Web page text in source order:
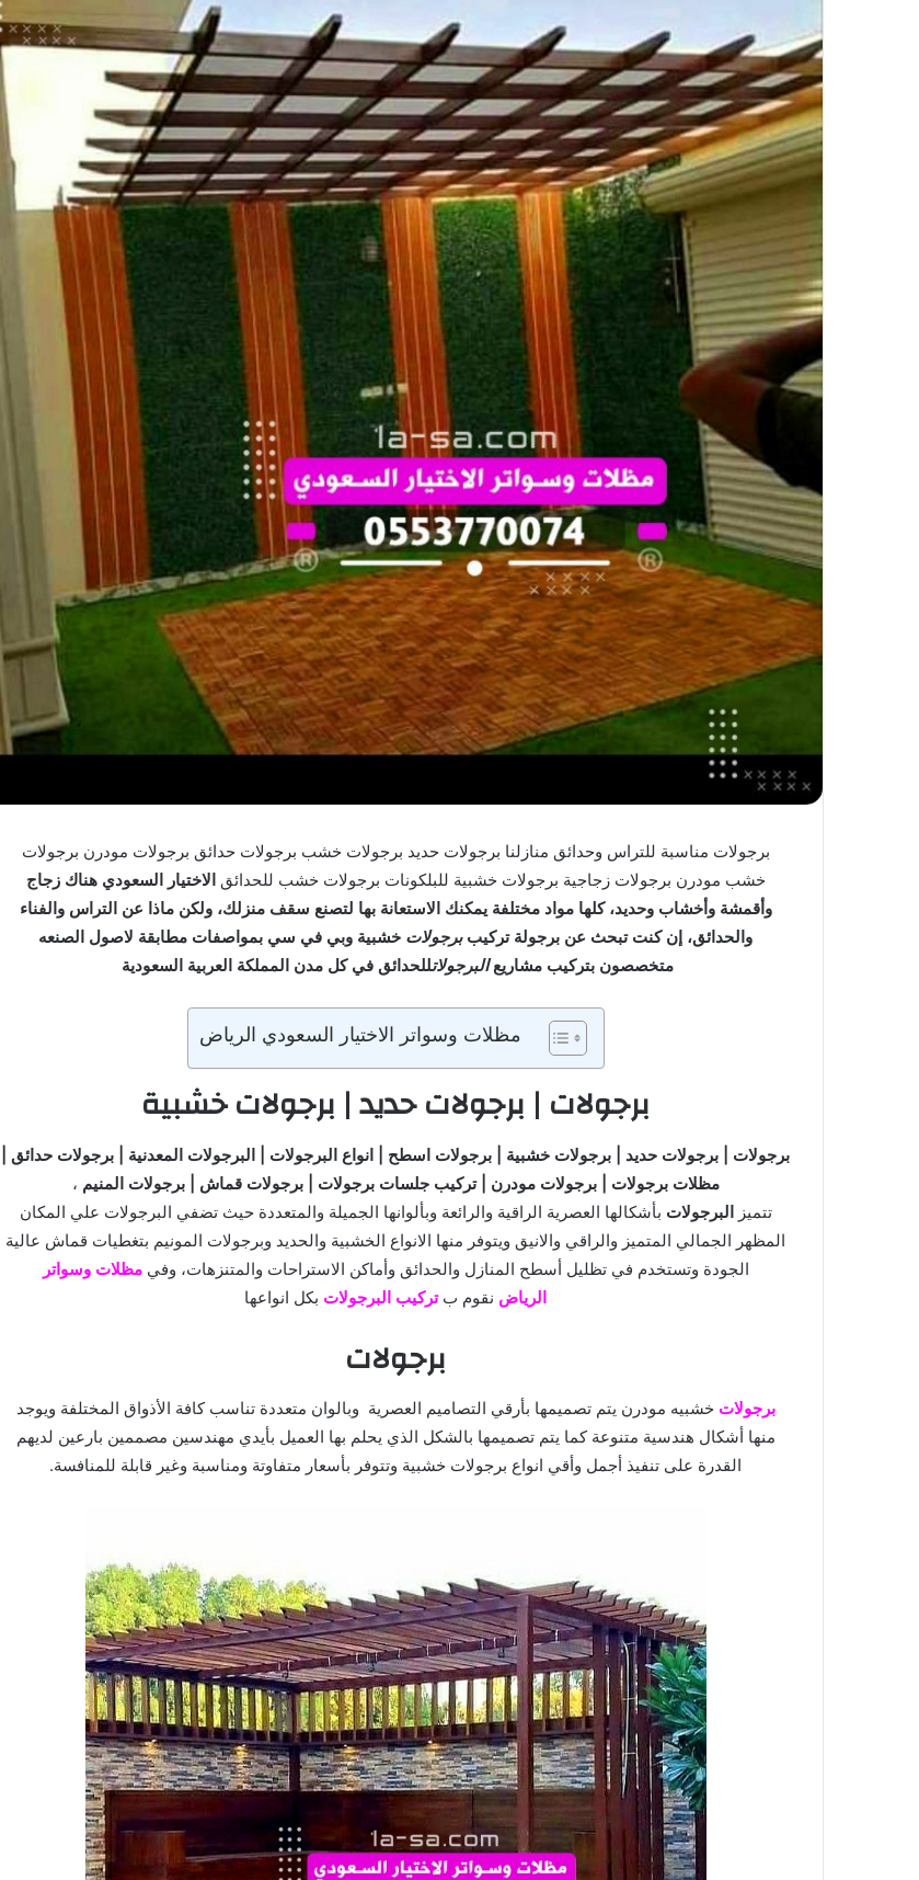
برجولات مناسبة للتراس وحدائق منازلنا برجولات حديد برجولات خشب برجولات حدائق برجولات مودرن برجولات
خشب مودرن برجولات زجاجية برجولات خشبية للبلكونات برجولات خشب للحدائق الاختيار السعوديهناك زجاج
وأقمشة وأخشاب وحديد، كلها مواد مختلفة يمكنك الاستعانة بها لتصنع سقف منزلك، ولكن ماذا عن التراس والفناء
والحدائق، إن كنت تبحث عن برجولةتركيببرجولات خشبية وبي في سي بمواصفات مطابقة لاصول الصنعه
متخصصون بتركيب مشاريعالبرجولاتللحدائق في كل مدن المملكة العربية السعودية
مظلات وسواتر الاختيار السعودي الرياض
برجولات | برجولات حديد | برجولات خشبية
برجولات | برجولات حديد | برجولات خشبية | برجولات اسطح | انواع البرجولات | البرجولات المعدنية | برجولات حدائق |
مظلات برجولات | برجولات مودرن | تركيب جلسات برجولات | برجولات قماش | برجولات المنيم ،
تتميزالبرجولات بأشكالها العصرية الراقية والرائعة وبألوانها الجميلة والمتعددة حيث تضفي البرجولات علي المكان
المظهر الجمالي المتميز والراقي والانيق ويتوفر منها الانواع الخشبية والحديد وبرجولات المونيم بتغطيات قماش عالية
الجودة وتستخدم في تظليل أسطح المنازل والحدائق وأماكن الاستراحات والمتنزهات، وفيمظلات وسواتر
الرياض نقوم بتركيب البرجولات بكل انواعها
برجولات
برجولات خشبيه مودرن يتم تصميمها بأرقي التصاميم العصرية وبالوان متعددة تناسب كافة الأذواق المختلفة ويوجد
منها أشكال هندسية متنوعة كما يتم تصميمها بالشكل الذي يحلم بها العميل بأيدي مهندسين مصممين بارعين لديهم
القدرة على تنفيذ أجمل وأقي انواع برجولات خشبية وتتوفر بأسعار متفاوتة ومناسبة وغير قابلة للمنافسة.